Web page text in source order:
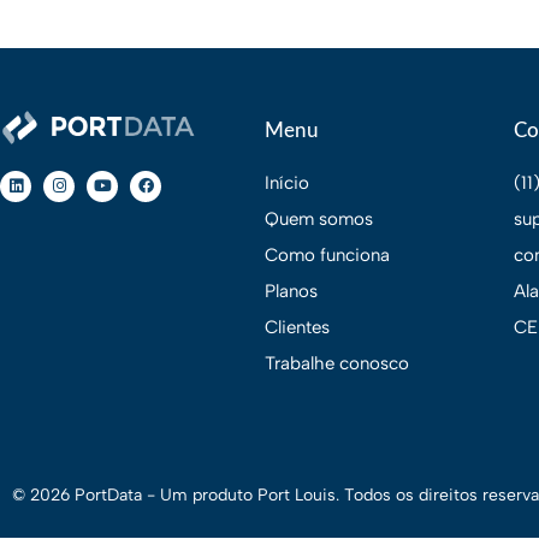
Menu
Início
Quem somos
Como funciona
Planos
Clientes
Trabalhe conosco
© 2026 PortData - Um produto Port Louis. Todos os direitos